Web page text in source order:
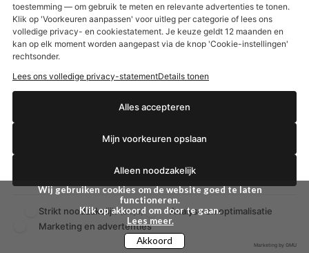
Etos overzicht alle eigen merk producten >
Wij gebruiken cookies om de website goed te laten
functioneren.
Klik op akkoord om door te gaan.
Lees meer.
Akkoord
toestemming — om gebruik te meten en relevante advertenties te tonen.
Klik op 'Voorkeuren aanpassen' voor uitleg per categorie of lees ons
volledige privacy- en cookiestatement. Je keuze geldt 12 maanden en
kan op elk moment worden aangepast via de knop 'Cookie-instellingen'
rechtsonder.
Lees ons volledige privacy-statementDetails tonen
Alles accepteren
Mijn voorkeuren opslaan
Alleen noodzakelijk
Strikt noodzakelijk(altijd)
Analyse en optimalisatie
Marketing en advertenties
Marketing by GMU
€2,50 korting?
Ja, ik wil korting